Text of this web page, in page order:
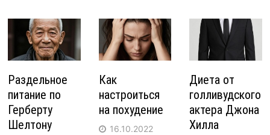
Раздельное
питание по
Герберту
Шелтону
Как
настроиться
на похудение
16.10.2022
Диета от
голливудского
актера Джона
Хилла